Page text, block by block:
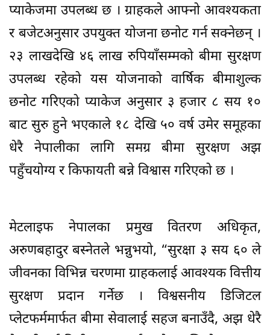
प्याकेजमा उपलब्ध छ । ग्राहकले आफ्नो आवश्यकता
र बजेटअनुसार उपयुक्त योजना छनोट गर्न सक्नेछन् ।
२३ लाखदेखि ४६ लाख रुपियाँसम्मको बीमा सुरक्षण
उपलब्ध रहेको यस योजनाको वार्षिक बीमाशुल्क
छनोट गरिएको प्याकेज अनुसार ३ हजार ८ सय १०
बाट सुरु हुने भएकाले १८ देखि ५० वर्ष उमेर समूहका
धेरै नेपालीका लागि समग्र बीमा सुरक्षण अझ
पहुँचयोग्य र किफायती बन्ने विश्वास गरिएको छ ।
मेटलाइफ नेपालका प्रमुख वितरण अधिकृत,
अरुणबहादुर बस्नेतले भन्नुभयो, “सुरक्षा ३ सय ६० ले
जीवनका विभिन्न चरणमा ग्राहकलाई आवश्यक वित्तीय
सुरक्षण प्रदान गर्नेछ । विश्वसनीय डिजिटल
प्लेटफर्ममार्फत बीमा सेवालाई सहज बनाउँदै, अझ धेरै